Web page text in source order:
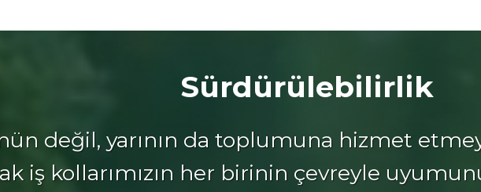
Sürdürülebilirlik
değil, yarının da toplumuna hizmet
iş kollarımızın her birinin çevreyle